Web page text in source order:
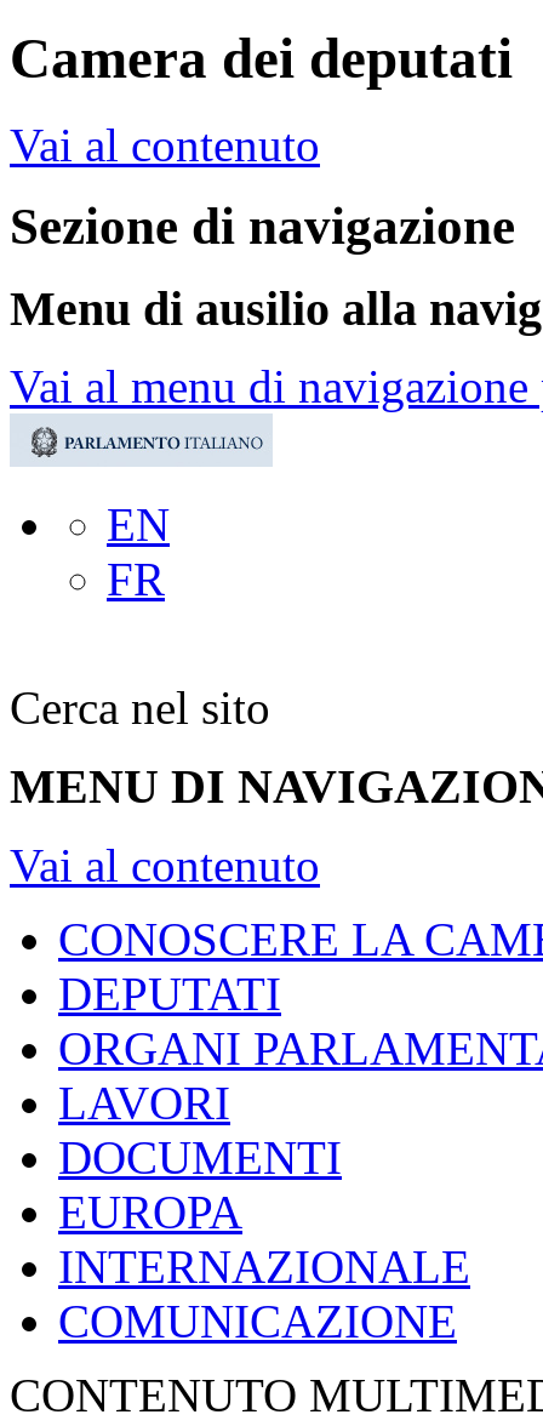
Camera dei deputati
Vai al contenuto
Sezione di navigazione
Menu di ausilio alla
Vai al menu di
EN
FR
Cerca nel sito
MENU DI
Vai al contenuto
CONOSCERE LA
DEPUTATI
ORGANI
LAVORI
DOCUMENTI
EUROPA
INTERNAZIONALE
COMUNICAZIONE